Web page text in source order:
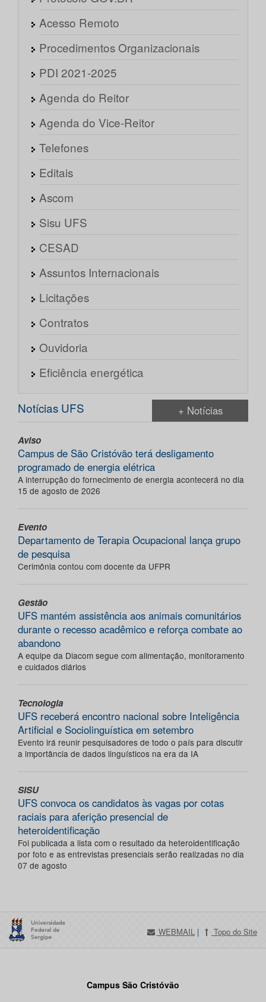
Acesso Remoto
Procedimentos Organizacionais
PDI 2021-2025
Agenda do Reitor
Agenda do Vice-Reitor
Telefones
Editais
Ascom
Sisu UFS
CESAD
Assuntos Internacionais
Licitações
Contratos
Ouvidoria
Eficiência energética
Notícias UFS + Notícias
Aviso
Campus de São Cristóvão terá desligamento
programado de energia elétrica
A interrupção do fornecimento de energia acontecerá no dia
15 de agosto de 2026
Evento
Departamento de Terapia Ocupacional lança grupo
de pesquisa
Cerimônia contou com docente da UFPR
Gestão
UFS mantém assistência aos animais comunitários
durante o recesso acadêmico e reforça combate ao
abandono
A equipe da Diacom segue com alimentação, monitoramento
e cuidados diários
Tecnologia
UFS receberá encontro nacional sobre Inteligência
Artificial e Sociolinguística em setembro
Evento irá reunir pesquisadores de todo o país para discutir
a importância de dados linguísticos na era da IA
SISU
UFS convoca os candidatos às vagas por cotas
raciais para aferição presencial de
heteroidentificação
Foi publicada a lista com o resultado da heteroidentificação
por foto e as entrevistas presenciais serão realizadas no dia
07 de agosto
WEBMAIL | Topo do Site
Campus São Cristóvão